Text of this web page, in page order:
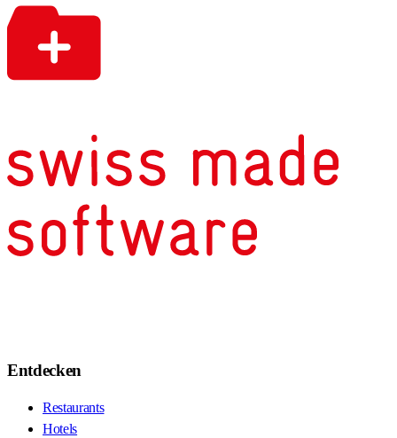
Entdecken
Restaurants
Hotels